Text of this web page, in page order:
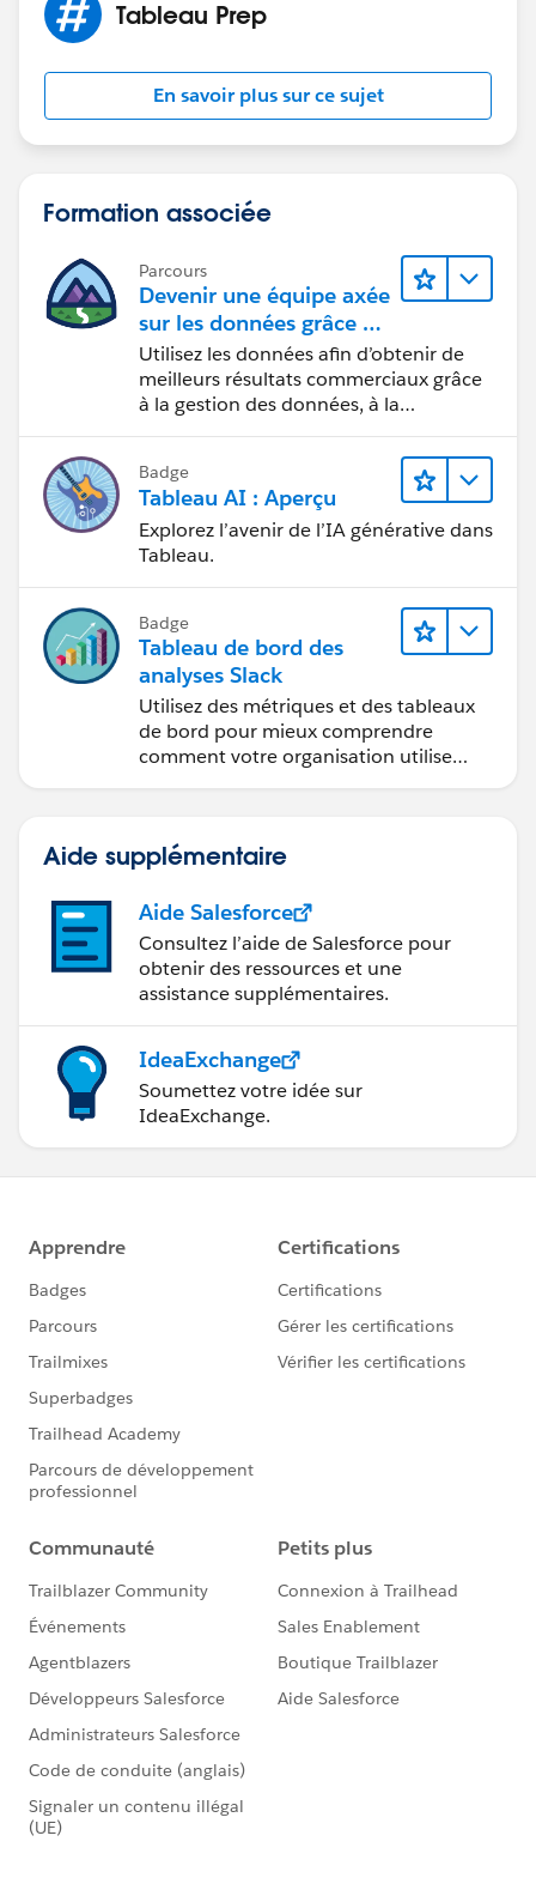
Tableau Prep
En savoir plus sur ce sujet
Formation associée
Parcours
Devenir une équipe axée
sur les données grâce à
Tableau
Utilisez les données afin d’obtenir de
meilleurs résultats commerciaux grâce
à la gestion des données, à la
de visualisation des données, aux récits
fondés sur les données et à la
collaboration.
Badge
Tableau AI : Aperçu
Explorez l’avenir de l’IA générative dans
Tableau.
Badge
Tableau de bord des
analyses Slack
Utilisez des métriques et des tableaux
de bord pour mieux comprendre
comment votre organisation utilise
Slack.
Aide supplémentaire
Aide Salesforce
Consultez l’aide de Salesforce pour
obtenir des ressources et une
assistance supplémentaires.
IdeaExchange
Soumettez votre idée sur
IdeaExchange.